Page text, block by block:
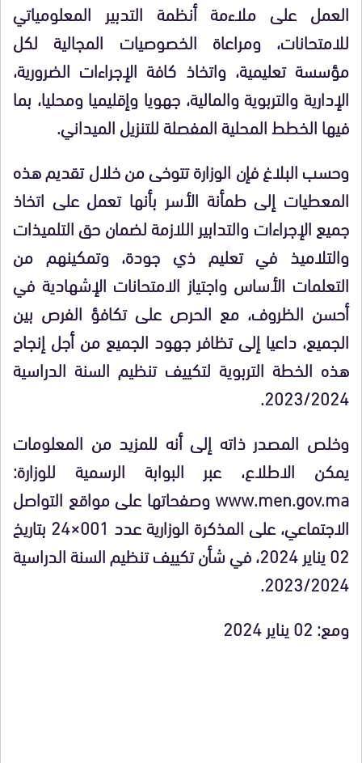
العمل على ملاءمة أنظمة التدبير المعلومياتي
للامتحانات، ومراعاة الخصوصيات المجالية لكل
مؤسسة تعليمية، واتخاذ كافة الإجراءات الضرورية،
الإدارية والتربوية والمالية، جهويا وإقليميا ومحليا، بما
فيها الخطط المحلية المفصلة للتنزيل الميداني.
وحسب البلاغ فإن الوزارة تتوخى من خلال تقديم هذه
المعطيات إلى طمأنة الأسر بأنها تعمل على اتخاذ
جميع الإجراءات والتدابير اللازمة لضمان حق التلميذات
والتلاميذ في تعليم ذي جودة، وتمكينهم من
التعلمات الأساس واجتياز الامتحانات الإشهادية في
أحسن الظروف، مع الحرص على تكافؤ الفرص بين
الجميع، داعيا إلى تظافر جهود الجميع من أجل إنجاح
هذه الخطة التربوية لتكييف تنظيم السنة الدراسية
2023/2024.
وخلص المصدر ذاته إلى أنه للمزيد من المعلومات
يمكن الاطلاع، عبر البوابة الرسمية للوزارة:
www.men.gov.ma وصفحاتها على مواقع التواصل
الاجتماعي، على المذكرة الوزارية عدد 001×24 بتاريخ
02 يناير 2024، في شأن تكييف تنظيم السنة الدراسية
2023/2024.
ومع: 02 يناير 2024